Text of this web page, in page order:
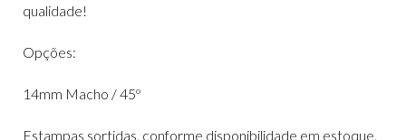
qualidade!
Opções:
14mm Macho / 45º
Estampas sortidas, conforme disponibilidade em estoque.